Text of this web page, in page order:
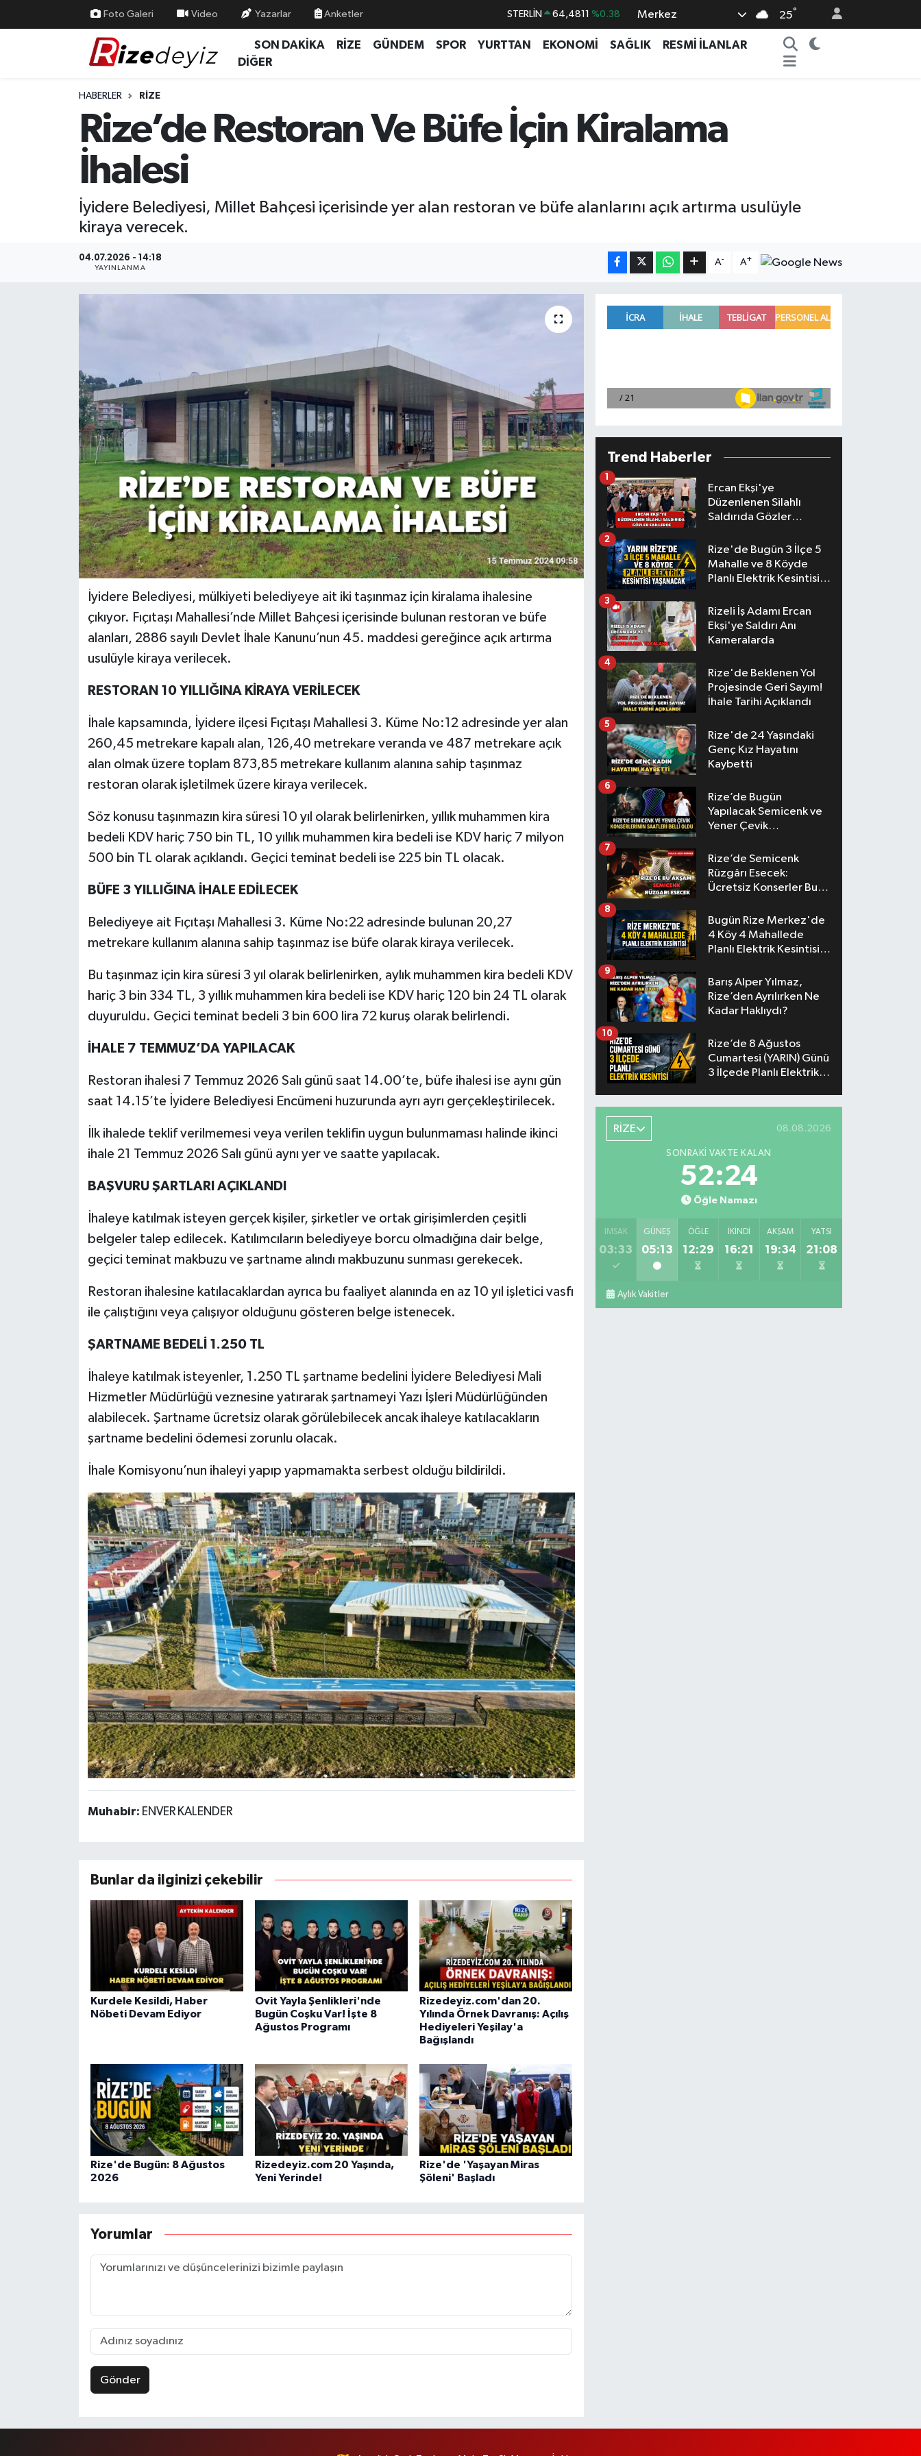
Foto Galeri Video Yazarlar Anketler GRAM ALTIN 6660.55 %0.03
BİST100 13.779 %-14
EURO 55,2510 %0.32
STERLİN 64,4811 %0.38
Merkez 25°
SON DAKİKA RİZE GÜNDEM SPOR YURTTAN EKONOMİ SAĞLIK
RESMİ İLANLAR
DİĞER
HABERLER RIZE
Rize’de Restoran Ve Büfe İçin Kiralama
İhalesi
İyidere Belediyesi, Millet Bahçesi içerisinde yer alan restoran ve büfe alanlarını açık artırma usulüyle
kiraya verecek.
04.07.2026 - 14:18
YAYINLANMA
A- A+
İyidere Belediyesi, mülkiyeti belediyeye ait iki taşınmaz için kiralama ihalesine
çıkıyor. Fıçıtaşı Mahallesi’nde Millet Bahçesi içerisinde bulunan restoran ve büfe
alanları, 2886 sayılı Devlet İhale Kanunu’nun 45. maddesi gereğince açık artırma
usulüyle kiraya verilecek.
RESTORAN 10 YILLIĞINA KİRAYA VERİLECEK
İhale kapsamında, İyidere ilçesi Fıçıtaşı Mahallesi 3. Küme No:12 adresinde yer alan
260,45 metrekare kapalı alan, 126,40 metrekare veranda ve 487 metrekare açık
alan olmak üzere toplam 873,85 metrekare kullanım alanına sahip taşınmaz
restoran olarak işletilmek üzere kiraya verilecek.
Söz konusu taşınmazın kira süresi 10 yıl olarak belirlenirken, yıllık muhammen kira
bedeli KDV hariç 750 bin TL, 10 yıllık muhammen kira bedeli ise KDV hariç 7 milyon
500 bin TL olarak açıklandı. Geçici teminat bedeli ise 225 bin TL olacak.
BÜFE 3 YILLIĞINA İHALE EDİLECEK
Belediyeye ait Fıçıtaşı Mahallesi 3. Küme No:22 adresinde bulunan 20,27
metrekare kullanım alanına sahip taşınmaz ise büfe olarak kiraya verilecek.
Bu taşınmaz için kira süresi 3 yıl olarak belirlenirken, aylık muhammen kira bedeli KDV
hariç 3 bin 334 TL, 3 yıllık muhammen kira bedeli ise KDV hariç 120 bin 24 TL olarak
duyuruldu. Geçici teminat bedeli 3 bin 600 lira 72 kuruş olarak belirlendi.
İHALE 7 TEMMUZ’DA YAPILACAK
Restoran ihalesi 7 Temmuz 2026 Salı günü saat 14.00’te, büfe ihalesi ise aynı gün
saat 14.15’te İyidere Belediyesi Encümeni huzurunda ayrı ayrı gerçekleştirilecek.
İlk ihalede teklif verilmemesi veya verilen teklifin uygun bulunmaması halinde ikinci
ihale 21 Temmuz 2026 Salı günü aynı yer ve saatte yapılacak.
BAŞVURU ŞARTLARI AÇIKLANDI
İhaleye katılmak isteyen gerçek kişiler, şirketler ve ortak girişimlerden çeşitli
belgeler talep edilecek. Katılımcıların belediyeye borcu olmadığına dair belge,
geçici teminat makbuzu ve şartname alındı makbuzunu sunması gerekecek.
Restoran ihalesine katılacaklardan ayrıca bu faaliyet alanında en az 10 yıl işletici vasfı
ile çalıştığını veya çalışıyor olduğunu gösteren belge istenecek.
ŞARTNAME BEDELİ 1.250 TL
İhaleye katılmak isteyenler, 1.250 TL şartname bedelini İyidere Belediyesi Mali
Hizmetler Müdürlüğü veznesine yatırarak şartnameyi Yazı İşleri Müdürlüğünden
alabilecek. Şartname ücretsiz olarak görülebilecek ancak ihaleye katılacakların
şartname bedelini ödemesi zorunlu olacak.
İhale Komisyonu’nun ihaleyi yapıp yapmamakta serbest olduğu bildirildi.
Muhabir: ENVER KALENDER
Bunlar da ilginizi çekebilir
Kurdele Kesildi, Haber
Nöbeti Devam Ediyor
Ovit Yayla Şenlikleri'nde
Bugün Coşku Var! İşte 8
Ağustos Programı
Rizedeyiz.com'dan 20.
Yılında Örnek Davranış: Açılış
Hediyeleri Yeşilay'a
Bağışlandı
Rize'de Bugün: 8 Ağustos
2026
Rizedeyiz.com 20 Yaşında,
Yeni Yerinde!
Rize'de 'Yaşayan Miras
Şöleni' Başladı
Yorumlar
Gönder
Trend Haberler
Ercan Ekşi'ye
Düzenlenen Silahlı
Saldırıda Gözler
1
Rize'de Bugün 3 İlçe 5
Mahalle ve 8 Köyde
Planlı Elektrik Kesintisi
2
Rizeli İş Adamı Ercan
Ekşi'ye Saldırı Anı
Kameralarda
3
Rize'de Beklenen Yol
Projesinde Geri Sayım!
İhale Tarihi Açıklandı
4
Rize'de 24 Yaşındaki
Genç Kız Hayatını
Kaybetti
5
Rize’de Bugün
Yapılacak Semicenk ve
Yener Çevik
Belli Oldu
6
Rize’de Semicenk
Rüzgârı Esecek:
Ücretsiz Konserler Bu
7
Bugün Rize Merkez'de
4 Köy 4 Mahallede
Planlı Elektrik Kesintisi
8
Barış Alper Yılmaz,
Rize’den Ayrılırken Ne
Kadar Haklıydı?
9
Rize’de 8 Ağustos
Cumartesi (YARIN) Günü
3 İlçede Planlı Elektrik
10
RİZE 08.08.2026
SONRAKI VAKTE KALAN
52:23
Öğle Namazı
İMSAK
03:33
GÜNEŞ
05:13
ÖĞLE
12:29
İKINDI
16:21
AKŞAM
19:34
YATSI
21:08
Aylık Vakitler
Yurttan Haberler
Ekonomi
Rize Nöbetçi Eczaneler
Rize Trafik Yoğunluk Haritası
Süper Lig Puan Durumu ve Fikstür
Son Dakika Haberleri
Haber Arşivi